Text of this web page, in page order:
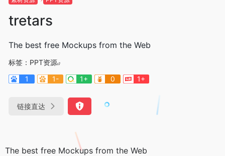
tretars
The best free Mockups from the Web
标签： PPT资源
1
1- 1+ 0 1+
链接直达
The best free Mockups from the Web